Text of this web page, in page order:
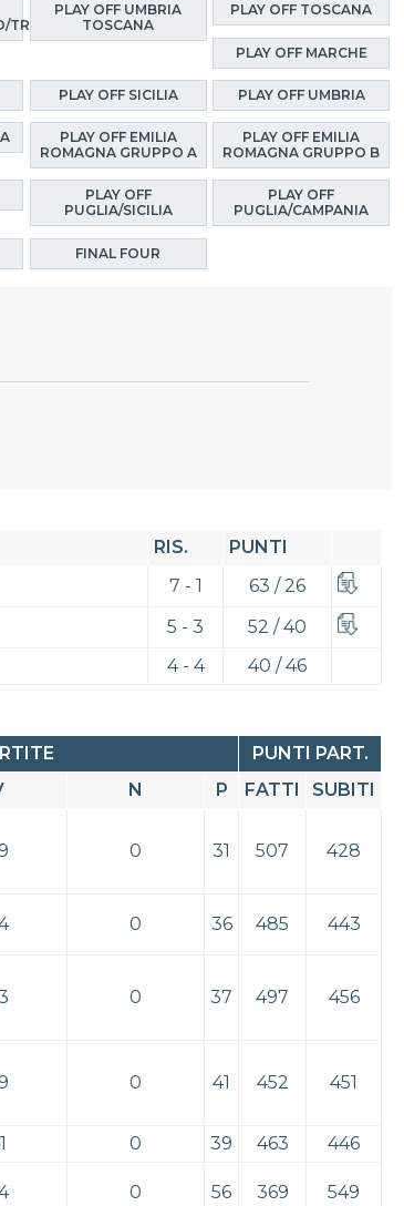
TRENTINO
PLAY OFF UMBRIA
TOSCANA
PLAY OFF TOSCANA
PLAY OFF MARCHE
PLAY OFF SICILIA PLAY OFF UMBRIA
PLAY OFF EMILIA
ROMAGNA GRUPPO A
PLAY OFF EMILIA
ROMAGNA GRUPPO B
PLAY OFF
PUGLIA/SICILIA
PLAY OFF
PUGLIA/CAMPANIA
FINAL FOUR
RIS.
PUNTI
7 - 1
63 / 26
5 - 3
52 / 40
4 - 4 40 / 46
PUNTI PART.
N P FATTI
SUBITI
0 31 507 428
0 36 485 443
0 37 497 456
0 41 452 451
0 39 463
446
0 56 369 549